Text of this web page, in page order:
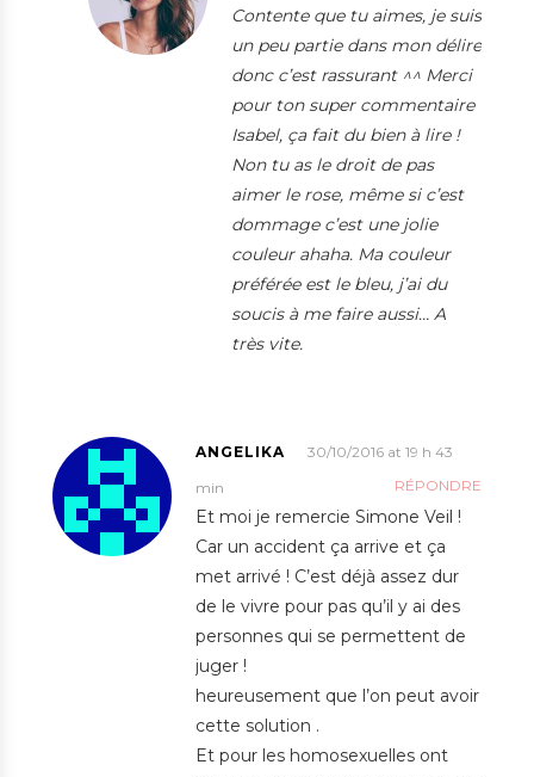
Contente que tu aimes, je suis
un peu partie dans mon délire
donc c’est rassurant ^^ Merci
pour ton super commentaire
Isabel, ça fait du bien à lire !
Non tu as le droit de pas
aimer le rose, même si c’est
dommage c’est une jolie
couleur ahaha. Ma couleur
préférée est le bleu, j’ai du
soucis à me faire aussi… A
très vite.
ANGELIKA
30/10/2016 at 19 h 43
min
RÉPONDRE
Et moi je remercie Simone Veil !
Car un accident ça arrive et ça
met arrivé ! C’est déjà assez dur
de le vivre pour pas qu’il y ai des
personnes qui se permettent de
juger !
heureusement que l’on peut avoir
cette solution .
Et pour les homosexuelles ont